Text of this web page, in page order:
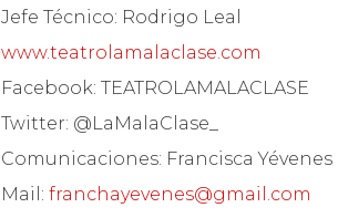
Jefe Técnico: Rodrigo Leal
www.teatrolamalaclase.com
Facebook: TEATROLAMALACLASE
Twitter: @LaMalaClase_
Comunicaciones: Francisca Yévenes
Mail:franchayevenes@gmail.com